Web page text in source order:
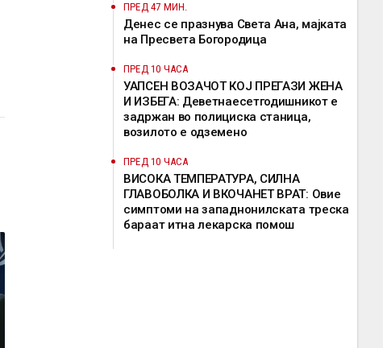
ПРЕД 47 МИН.
Денес се празнува Света Ана, мајката
на Пресвета Богородица
ПРЕД 10 ЧАСА
УАПСЕН ВОЗАЧОТ КОЈ ПРЕГАЗИ ЖЕНА
И ИЗБЕГА: Деветнаесетгодишникот е
задржан во полициска станица,
возилото е одземено
ПРЕД 10 ЧАСА
ВИСОКА ТЕМПЕРАТУРА, СИЛНА
ГЛАВОБОЛКА И ВКОЧАНЕТ ВРАТ: Овие
симптоми на западнонилската треска
бараат итна лекарска помош